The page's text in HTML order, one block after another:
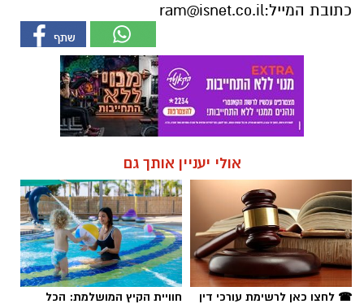
כתובת המייל:ram@isnet.co.il
אולי יעניין אותך גם
☎ לחצו כאן לרשימת עורכי דין חוויית הקיץ המושלמת: הכל